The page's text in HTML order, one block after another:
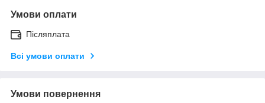
Умови оплати
Післяплата
Всі умови оплати
Умови повернення